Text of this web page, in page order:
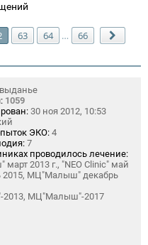
63 64 … 66
1059
30 ноя 2012, 10:53
ЭКО: 4
7
проводилось лечение:
2013 г., "NEO Clinic" май
2015, МЦ"Малыш" декабрь
2013, МЦ"Малыш"-2017